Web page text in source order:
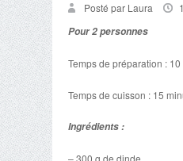
Posté par Laura
Pour 2 personnes
Temps de préparation :
Temps de cuisson : 15
Ingrédients :
– 300 g de dinde